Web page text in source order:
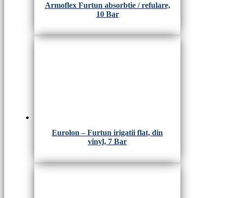
Armoflex Furtun absorbtie / refulare,
10 Bar
Eurolon – Furtun irigatii flat, din
vinyl, 7 Bar